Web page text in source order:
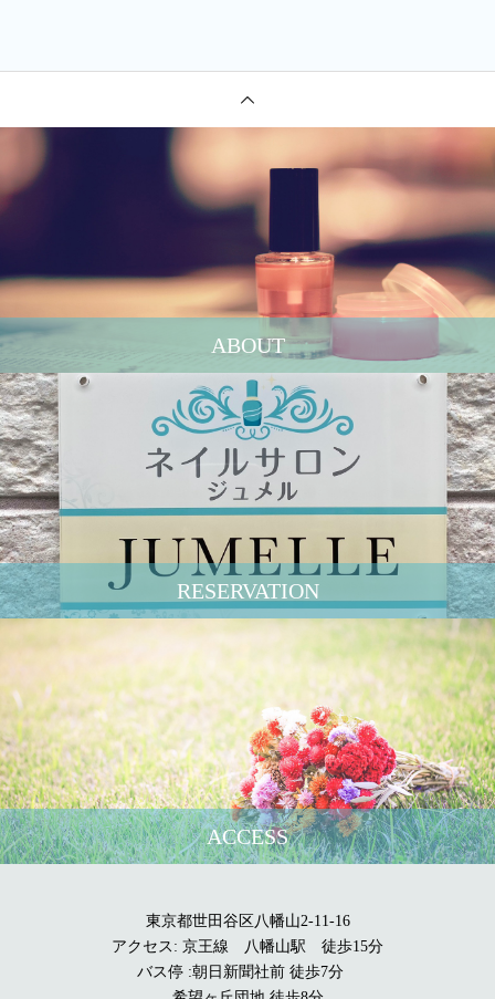
ABOUT
RESERVATION
ACCESS
東京都世田谷区八幡山2-11-16
アクセス: 京王線 八幡山駅 徒歩15分
バス停 :朝日新聞社前 徒歩7分